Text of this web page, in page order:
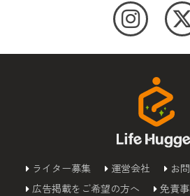
ライター募集 運営会社
お
広告掲載をご希望の方へ
免責